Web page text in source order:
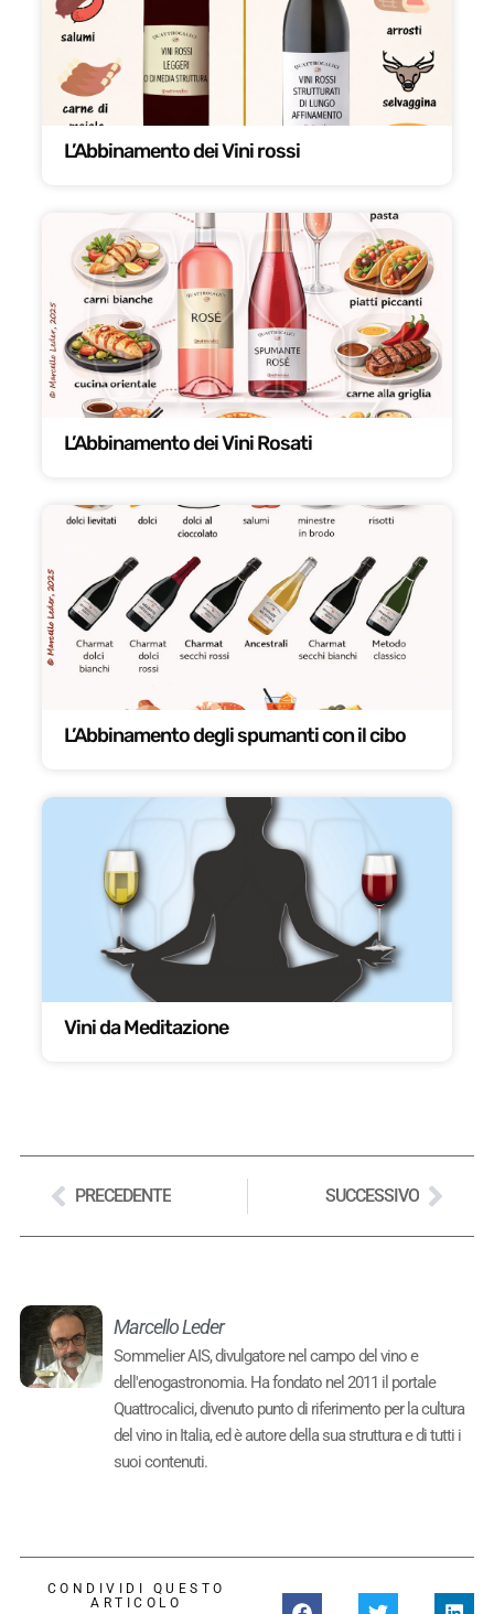
L’Abbinamento dei Vini rossi
L’Abbinamento dei Vini Rosati
L’Abbinamento degli spumanti con il cibo
Vini da Meditazione
PRECEDENTE SUCCESSIVO
Marcello Leder
Sommelier AIS, divulgatore nel campo del vino e
dell'enogastronomia. Ha fondato nel 2011 il portale
Quattrocalici, divenuto punto di riferimento per la cultura
del vino in Italia, ed è autore della sua struttura e di tutti i
suoi contenuti.
CONDIVIDI QUESTO
ARTICOLO